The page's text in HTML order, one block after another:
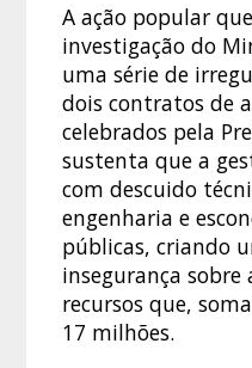
A ação popular
investigação do
uma série de
dois contratos de
celebrados pela
sustenta que a
com descuido
engenharia e
públicas, criando
insegurança sobre
recursos que,
17 milhões.